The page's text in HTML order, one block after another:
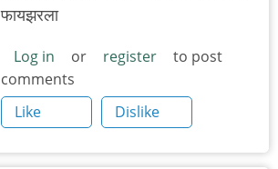
चिमणराव
फायझरला
Log in or register
to post
comments
Like
Dislike